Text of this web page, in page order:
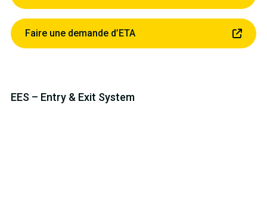
Faire une demande d’ETA
EES – Entry & Exit System